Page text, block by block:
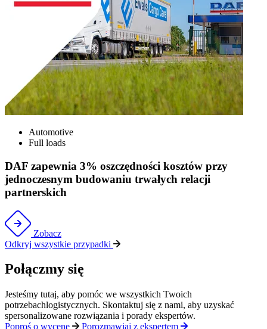
Automotive
Full loads
DAF zapewnia 3% oszczędności kosztów przy
jednoczesnym budowaniu trwałych relacji
partnerskich
Zobacz
Odkryj wszystkie przypadki
Połączmy się
Jesteśmy tutaj, aby pomóc we wszystkich Twoich
potrzebachlogistycznych. Skontaktuj się z nami, aby uzyskać
spersonalizowane rozwiązania i porady ekspertów.
Poproś o wycenę
Porozmawiaj z ekspertem